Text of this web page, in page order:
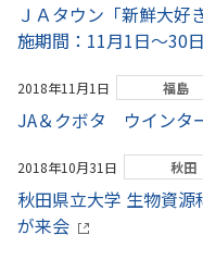
ＪＡタウン「新鮮大好
施期間：11月1日～30日
2018年11月1日 福島
JA＆クボタ ウインタ
2018年10月31日 秋田
秋田県立大学 生物資
が来会